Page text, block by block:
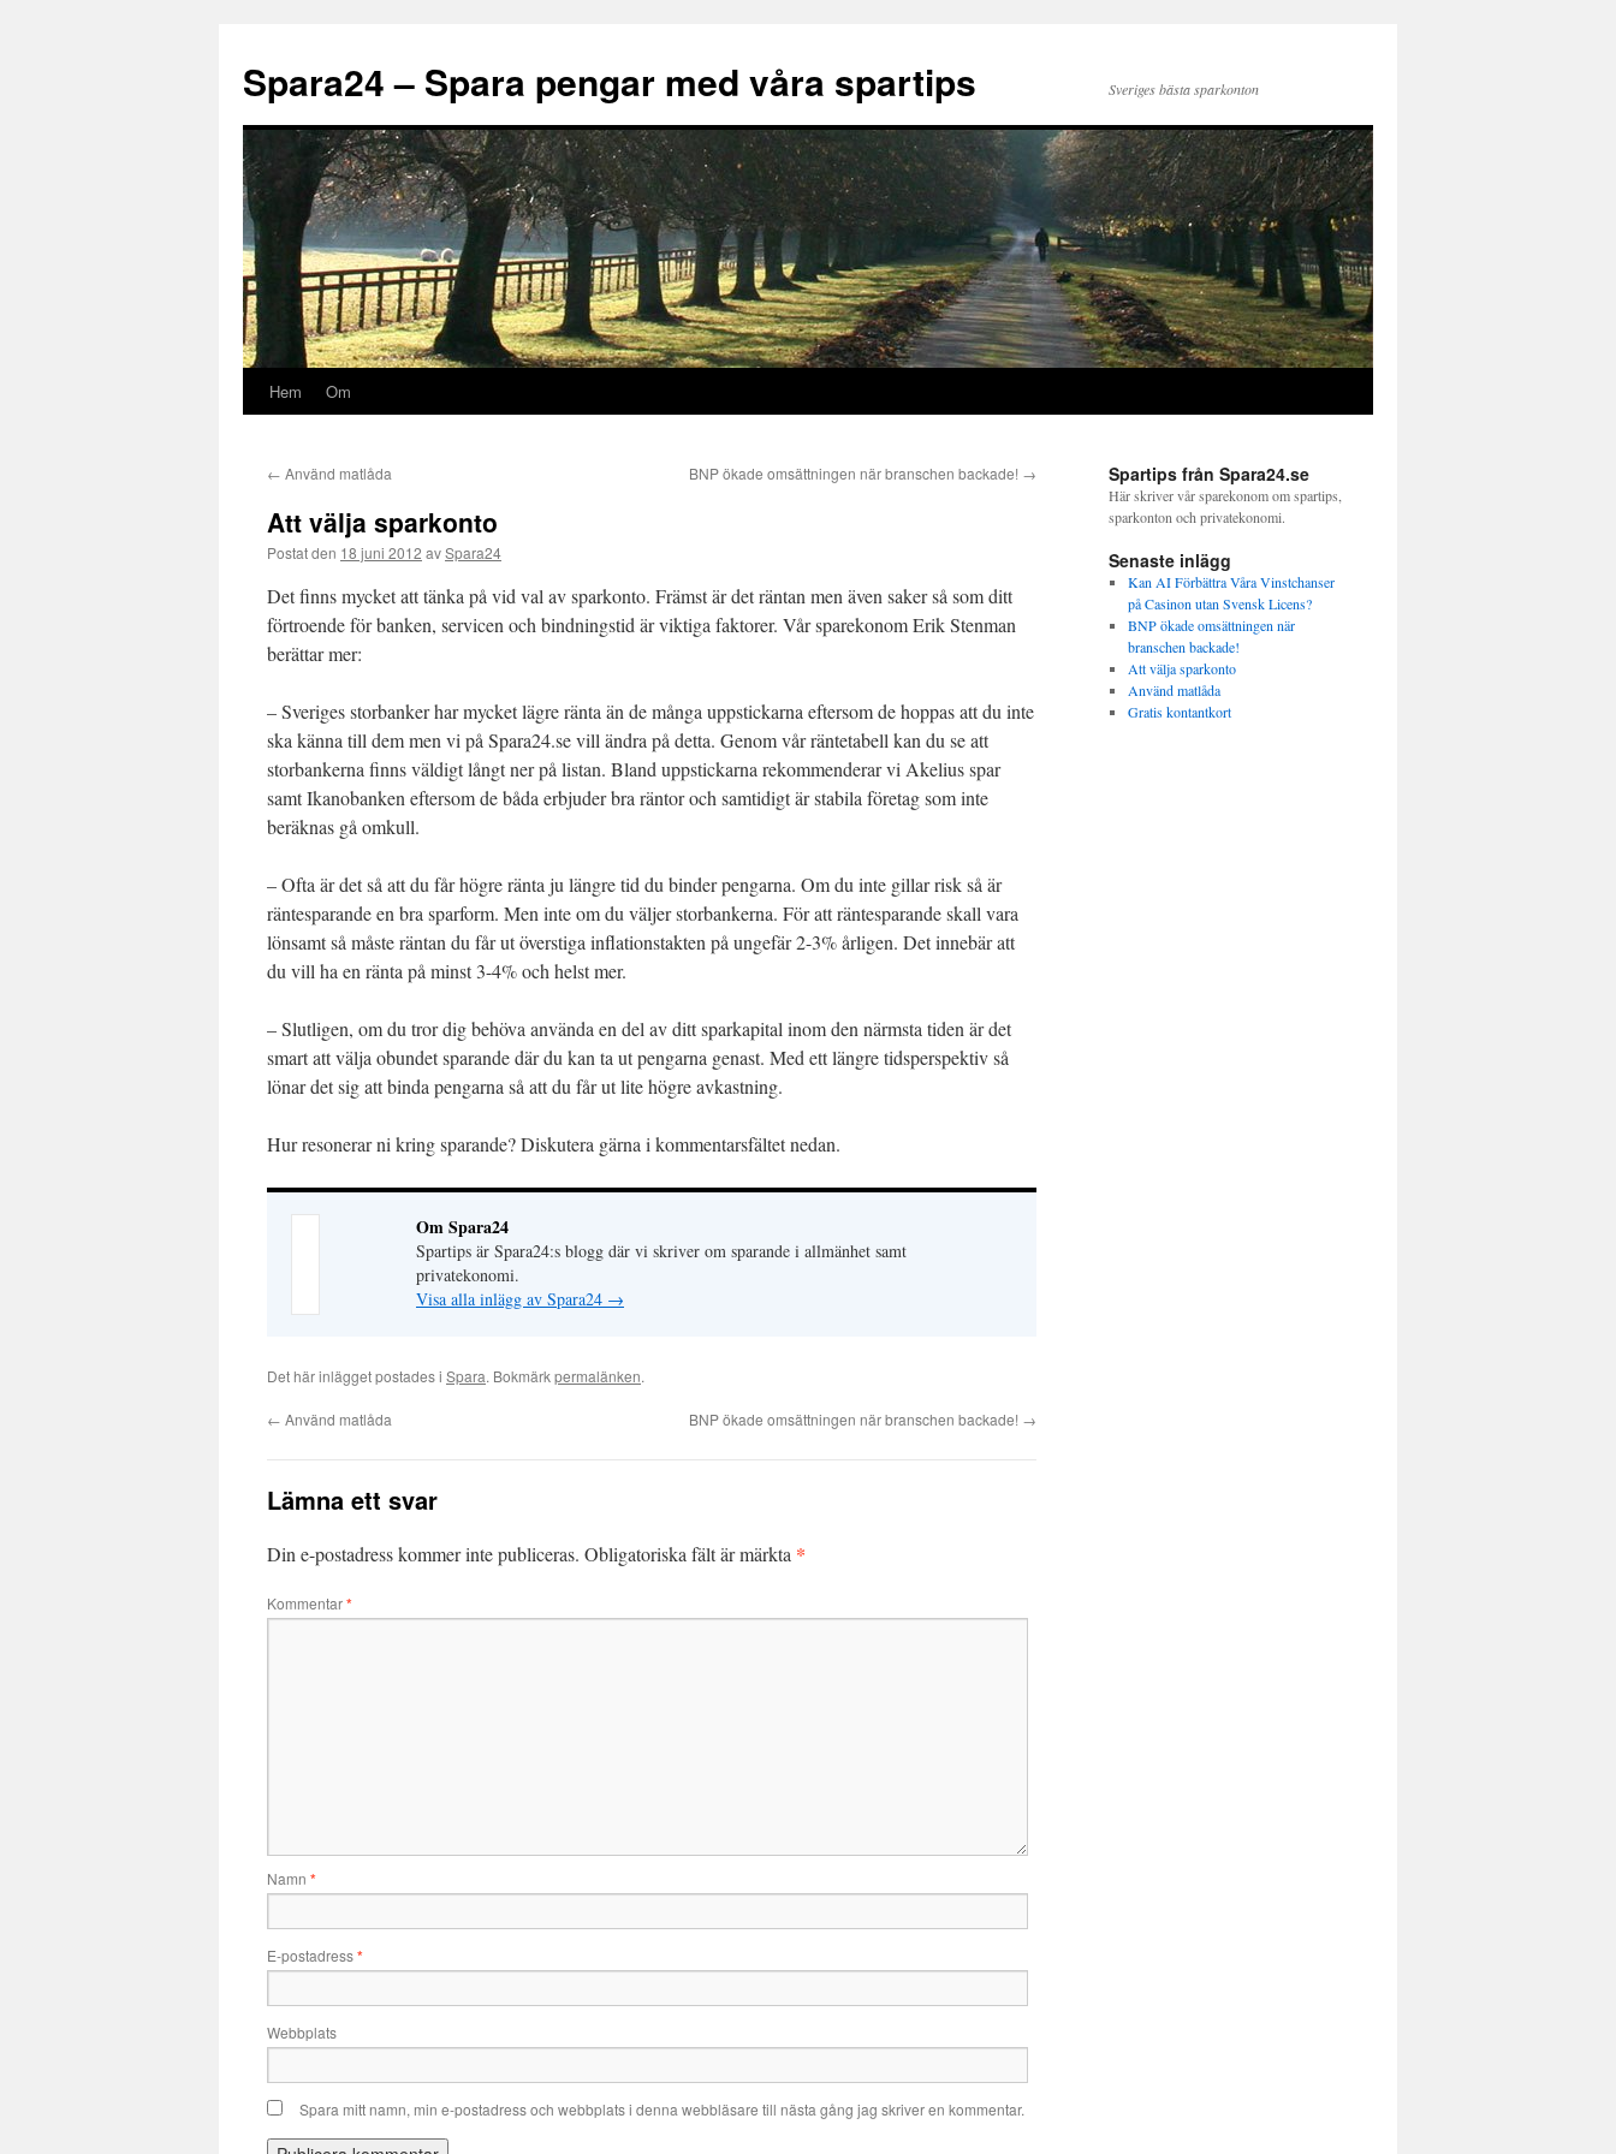
Spara24 – Spara pengar med våra spartips Sveriges bästa sparkonton
Hoppa
innehåll
Hem Om
← Använd matlåda BNP ökade omsättningen när branschen backade! →
Att välja sparkonto
Postat den 18 juni 2012 avSpara24
Det finns mycket att tänka på vid val av sparkonto. Främst är det räntan men även saker så som ditt
förtroende för banken, servicen och bindningstid är viktiga faktorer. Vår sparekonom Erik Stenman
berättar mer:
– Sveriges storbanker har mycket lägre ränta än de många uppstickarna eftersom de hoppas att du inte
ska känna till dem men vi på Spara24.se vill ändra på detta. Genom vår räntetabell kan du se att
storbankerna finns väldigt långt ner på listan. Bland uppstickarna rekommenderar vi Akelius spar
samt Ikanobanken eftersom de båda erbjuder bra räntor och samtidigt är stabila företag som inte
beräknas gå omkull.
– Ofta är det så att du får högre ränta ju längre tid du binder pengarna. Om du inte gillar risk så är
räntesparande en bra sparform. Men inte om du väljer storbankerna. För att räntesparande skall vara
lönsamt så måste räntan du får ut överstiga inflationstakten på ungefär 2-3% årligen. Det innebär att
du vill ha en ränta på minst 3-4% och helst mer.
– Slutligen, om du tror dig behöva använda en del av ditt sparkapital inom den närmsta tiden är det
smart att välja obundet sparande där du kan ta ut pengarna genast. Med ett längre tidsperspektiv så
lönar det sig att binda pengarna så att du får ut lite högre avkastning.
Hur resonerar ni kring sparande? Diskutera gärna i kommentarsfältet nedan.
Om Spara24
Spartips är Spara24:s blogg där vi skriver om sparande i allmänhet samt
privatekonomi.
Visa alla inlägg av Spara24 →
Det här inlägget postades i Spara. Bokmärkpermalänken.
← Använd matlåda BNP ökade omsättningen när branschen backade! →
Lämna ett svar
Din e-postadress kommer inte publiceras. Obligatoriska fält är märkta *
Kommentar*
Namn *
E-postadress*
Webbplats
Spara mitt namn, min e-postadress och webbplats i denna webbläsare till nästa gång jag skriver en kommentar.
Spartips från Spara24.se
Här skriver vår sparekonom om spartips,
sparkonton och privatekonomi.
Senaste inlägg
Kan AI Förbättra Våra Vinstchanser
på Casinon utan Svensk Licens?
BNP ökade omsättningen när
branschen backade!
Att välja sparkonto
Använd matlåda
Gratis kontantkort